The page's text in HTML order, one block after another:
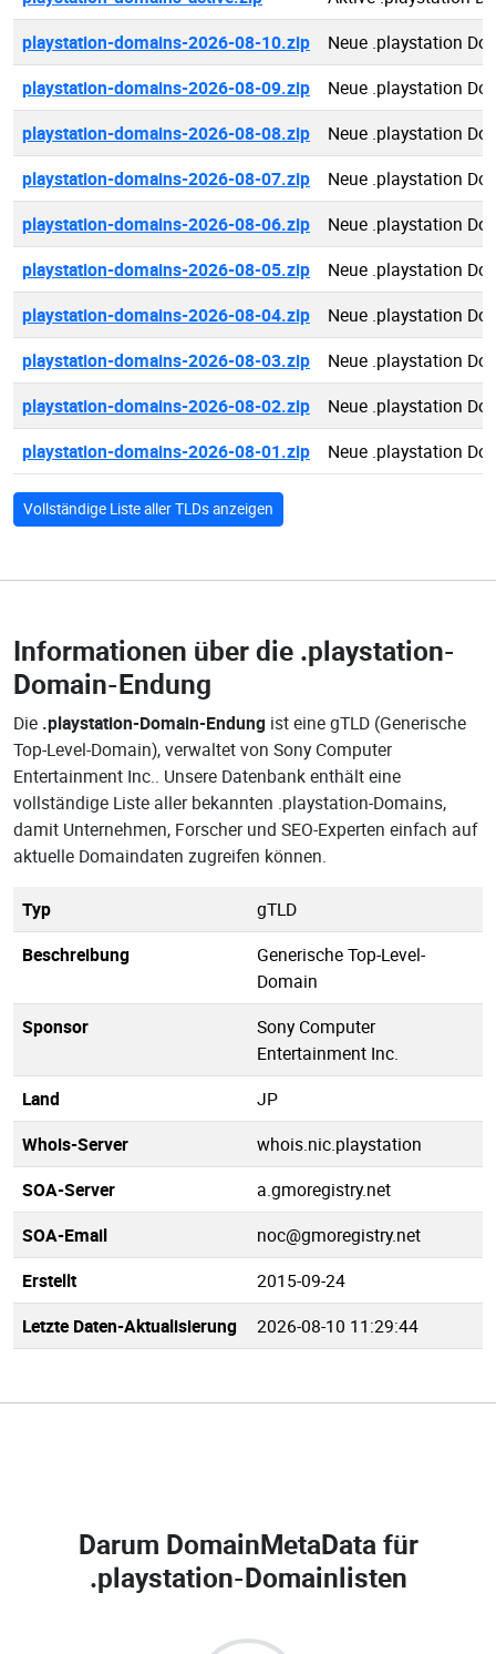
playstation-domains-2026-08-10.zip
Neue .playstation
playstation-domains-2026-08-09.zip
Neue .playstation
playstation-domains-2026-08-08.zip
Neue .playstation
playstation-domains-2026-08-07.zip
Neue .playstation
playstation-domains-2026-08-06.zip
Neue .playstation
playstation-domains-2026-08-05.zip
Neue .playstation
playstation-domains-2026-08-04.zip
Neue .playstation
playstation-domains-2026-08-03.zip
Neue .playstation
playstation-domains-2026-08-02.zip
Neue .playstation
playstation-domains-2026-08-01.zip
Neue .playstation
Vollständige Liste aller TLDs anzeigen
Informationen über die .playstation-
Domain-Endung
Die .playstation-Domain-Endung ist eine gTLD (Generische
Top-Level-Domain), verwaltet von Sony Computer
Entertainment Inc.. Unsere Datenbank enthält eine
vollständige Liste aller bekannten .playstation-Domains,
damit Unternehmen, Forscher und SEO-Experten einfach auf
aktuelle Domaindaten zugreifen können.
Typ
gTLD
Beschreibung
Generische Top-Level-
Domain
Sponsor
Sony Computer
Entertainment Inc.
Land
JP
Whois-Server
whois.nic.playstation
SOA-Server
a.gmoregistry.net
SOA-Email
noc@gmoregistry.net
Erstellt
2015-09-24
Letzte Daten-Aktualisierung
2026-08-10 11:29:44
Darum DomainMetaData für
.playstation-Domainlisten